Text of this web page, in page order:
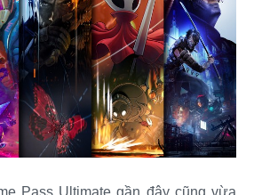
Pass Ultimate gần đây cũng vừa